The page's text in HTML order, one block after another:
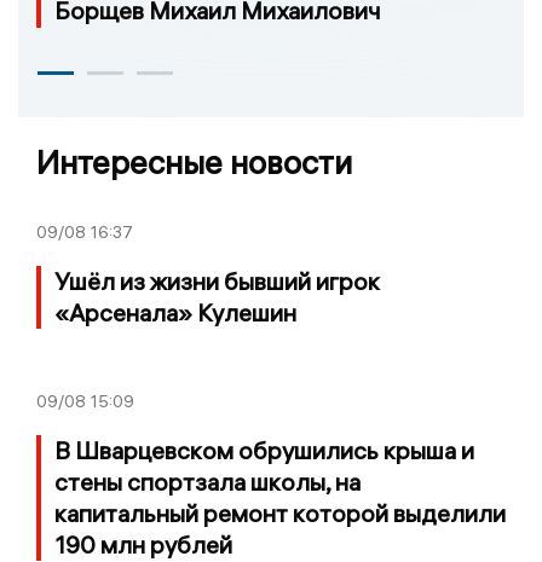
Борщев Михаил Михаилович
Интересные новости
09/08 16:37
Ушёл из жизни бывший игрок
«Арсенала» Кулешин
09/08 15:09
В Шварцевском обрушились крыша и
стены спортзала школы, на
капитальный ремонт которой выделили
190 млн рублей